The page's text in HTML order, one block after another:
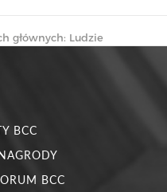
głównych: Ludzie
BCC
BCC